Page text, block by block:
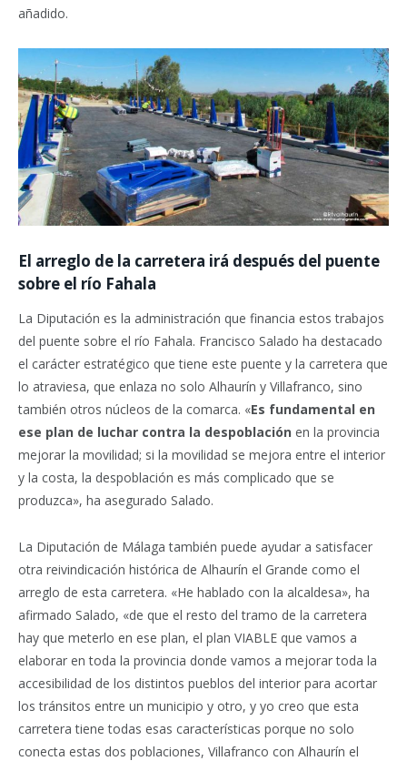
añadido.
El arreglo de la carretera irá después del puente
sobre el río Fahala
La Diputación es la administración que financia estos trabajos
del puente sobre el río Fahala. Francisco Salado ha destacado
el carácter estratégico que tiene este puente y la carretera que
lo atraviesa, que enlaza no solo Alhaurín y Villafranco, sino
también otros núcleos de la comarca. «Es fundamental en
ese plan de luchar contra la despoblación en la provincia
mejorar la movilidad; si la movilidad se mejora entre el interior
y la costa, la despoblación es más complicado que se
produzca», ha asegurado Salado.
La Diputación de Málaga también puede ayudar a satisfacer
otra reivindicación histórica de Alhaurín el Grande como el
arreglo de esta carretera. «He hablado con la alcaldesa», ha
afirmado Salado, «de que el resto del tramo de la carretera
hay que meterlo en ese plan, el plan VIABLE que vamos a
elaborar en toda la provincia donde vamos a mejorar toda la
accesibilidad de los distintos pueblos del interior para acortar
los tránsitos entre un municipio y otro, y yo creo que esta
carretera tiene todas esas características porque no solo
conecta estas dos poblaciones, Villafranco con Alhaurín el